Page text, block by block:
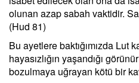
olunan azap sabah vaktidir.
(Hud 81)
Bu ayetlere baktığımızda Lut
hayasızlığın yaşandığı
bozulmaya uğrayan kötü bir